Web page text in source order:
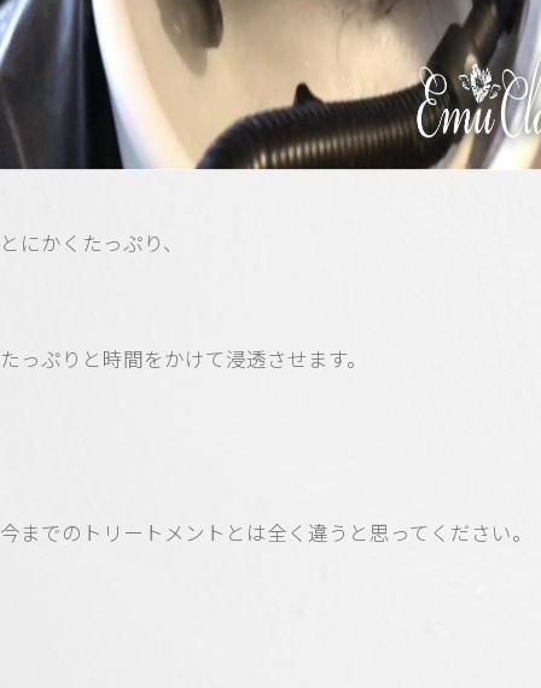
とにかくたっぷり、
たっぷりと時間をかけて浸透させます。
今までのトリートメントとは全く違うと思ってください。